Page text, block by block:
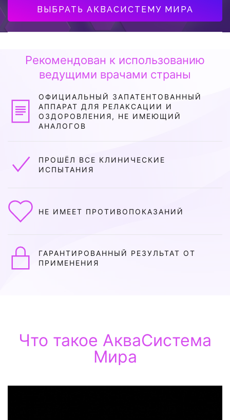
ВЫБРАТЬ АКВАСИСТЕМУ МИРА
Рекомендован к использованию
ведущими врачами страны
ОФИЦИАЛЬНЫЙ ЗАПАТЕНТОВАННЫЙ
АППАРАТ ДЛЯ РЕЛАКСАЦИИ И
ОЗДОРОВЛЕНИЯ, НЕ ИМЕЮЩИЙ
АНАЛОГОВ
ПРОШЁЛ ВСЕ КЛИНИЧЕСКИЕ
ИСПЫТАНИЯ
НЕ ИМЕЕТ ПРОТИВОПОКАЗАНИЙ
ГАРАНТИРОВАННЫЙ РЕЗУЛЬТАТ ОТ
ПРИМЕНЕНИЯ
Что такое АкваСистема
Мира